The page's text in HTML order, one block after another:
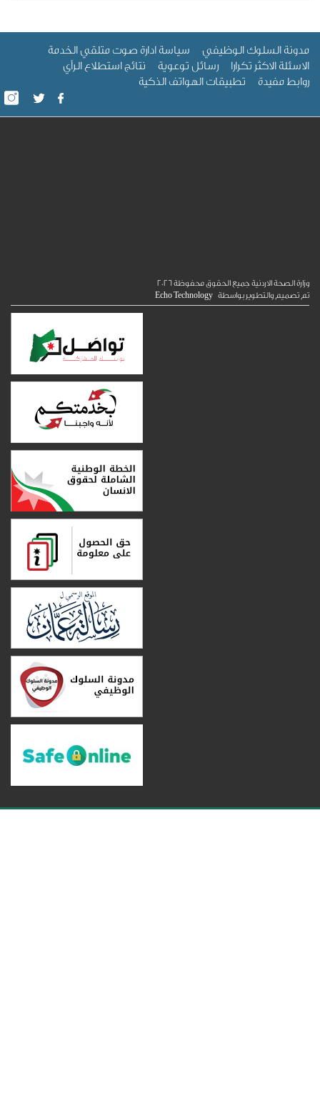
السلوك الوظيفي
سياسة ادارة صوت متلقي الخدمة
الاكثر تكرارا
رسائل توعوية
نتائج استطلاع الرأي
مفيدة
تطبيقات الهواتف الذكية
الصحة الاردنية جميع الحقوق محفوظة2026
والتطوير بواسطة Echo Technology